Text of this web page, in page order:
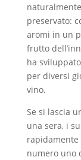
preservato:
aromi in un
frutto
ha
per diversi
vino.
Se si lascia
una sera, i
rapidamente
numero uno